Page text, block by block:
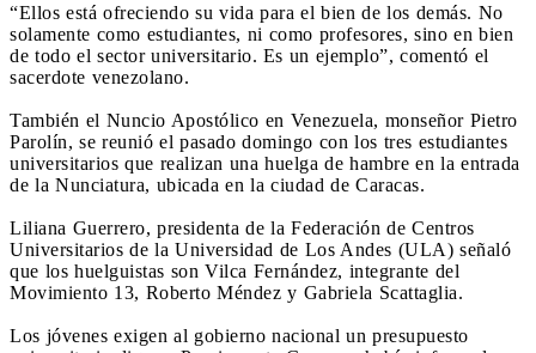
“Ellos está ofreciendo su vida para el bien de los demás. No
solamente como estudiantes, ni como profesores, sino en bien
de todo el sector universitario. Es un ejemplo”, comentó el
sacerdote venezolano.
También el Nuncio Apostólico en Venezuela, monseñor Pietro
Parolín, se reunió el pasado domingo con los tres estudiantes
universitarios que realizan una huelga de hambre en la entrada
de la Nunciatura, ubicada en la ciudad de Caracas.
Liliana Guerrero, presidenta de la Federación de Centros
Universitarios de la Universidad de Los Andes (ULA) señaló
que los huelguistas son Vilca Fernández, integrante del
Movimiento 13, Roberto Méndez y Gabriela Scattaglia.
Los jóvenes exigen al gobierno nacional un presupuesto